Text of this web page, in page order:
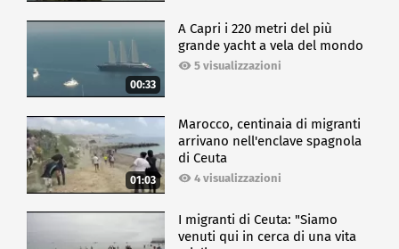
00:33
A Capri i 220 metri del più
grande yacht a vela del mondo
5 visualizzazioni
01:03
Marocco, centinaia di migranti
arrivano nell'enclave spagnola
di Ceuta
4 visualizzazioni
I migranti di Ceuta: "Siamo
venuti qui in cerca di una vita